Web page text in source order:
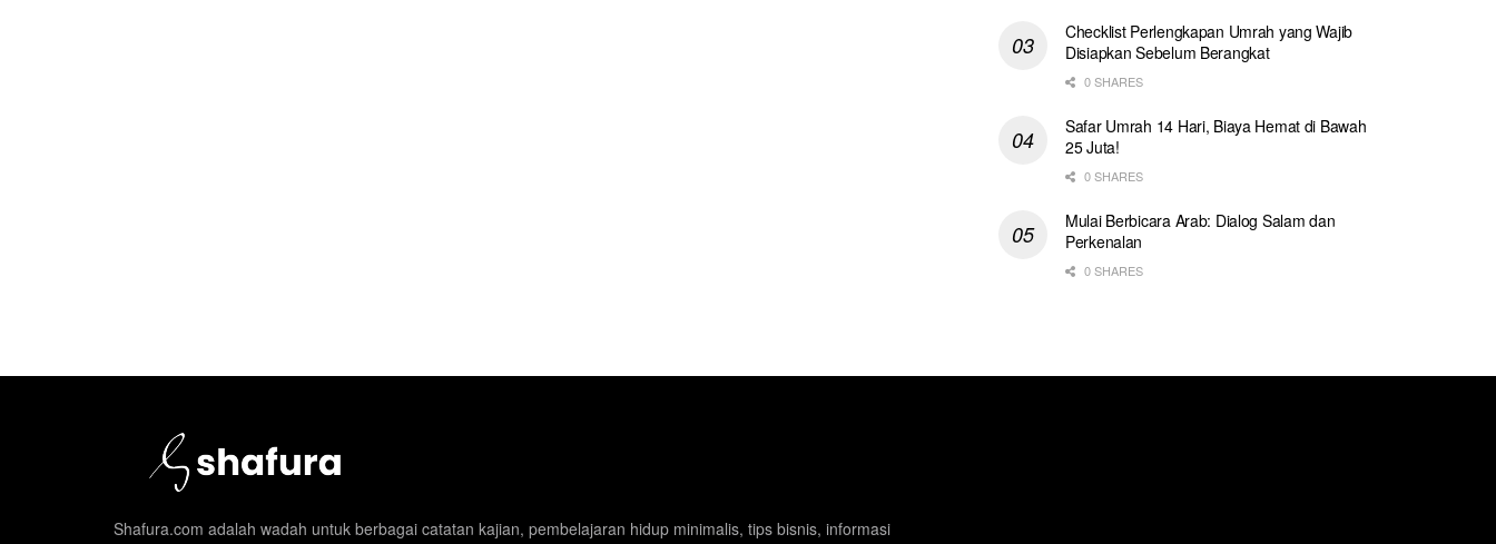
Checklist Perlengkapan Umrah yang Wajib
Disiapkan Sebelum Berangkat
0 SHARES
Safar Umrah 14 Hari, Biaya Hemat di Bawah
25 Juta!
0 SHARES
Mulai Berbicara Arab: Dialog Salam dan
Perkenalan
0 SHARES
Shafura.com adalah wadah untuk berbagai catatan kajian, pembelajaran hidup minimalis, tips bisnis, informasi